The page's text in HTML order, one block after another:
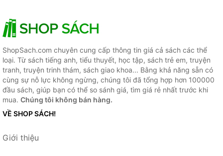
ShopSach.com chuyên cung cấp thông tin giá cả sách các thể
loại. Từ sách tiếng anh, tiểu thuyết, học tập, sách trẻ em, truyện
tranh, truyện trinh thám, sách giao khoa... Bằng khả năng sẵn có
cùng sự nỗ lực không ngừng, chúng tôi đã tổng hợp hơn 100000
đầu sách, giúp bạn có thể so sánh giá, tìm giá rẻ nhất trước khi
mua. Chúng tôi không bán hàng.
VỀ SHOP SÁCH!
Giới thiệu